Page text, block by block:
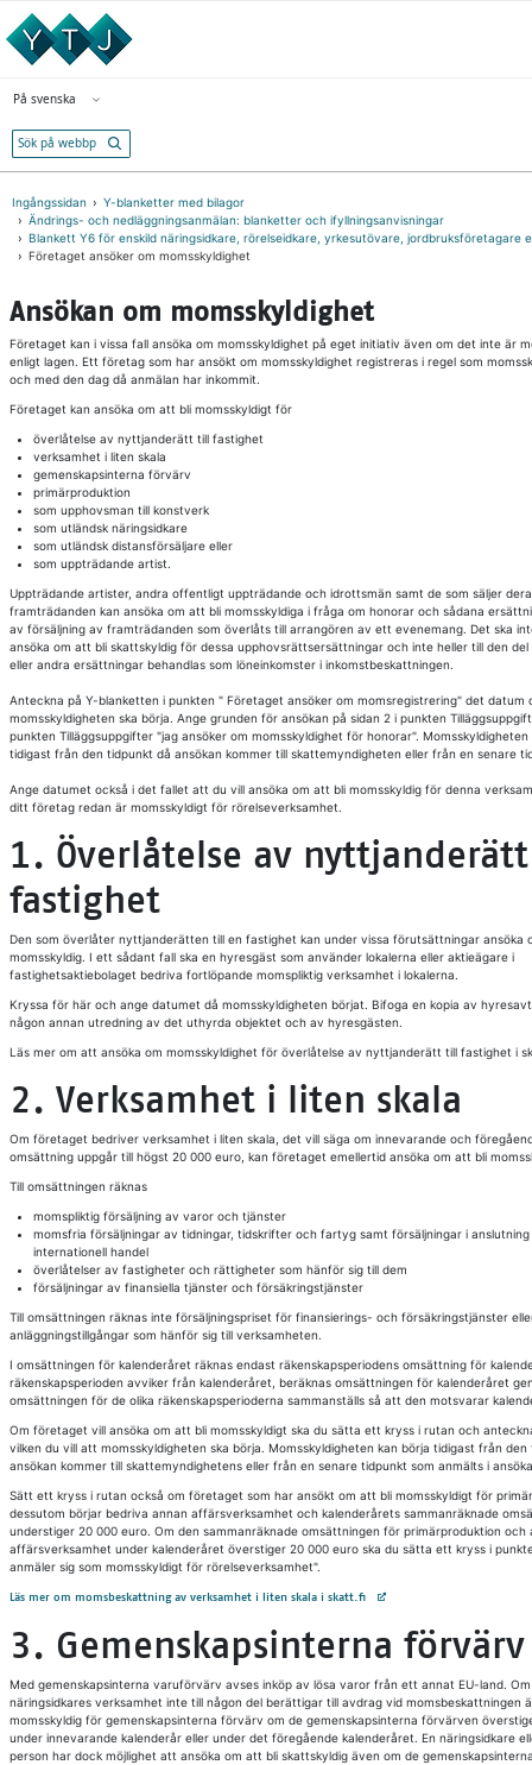
Välj språk
På svenska Öppna menyn
Ingångssidan
Y-blanketter med bilagor
Ändrings- och nedläggningsanmälan: blanketter och ifyllningsanvisningar
Blankett Y6 för enskild näringsidkare, rörelseidkare, yrkesutövare, jordbruksföretagare
Företaget ansöker om momsskyldighet
Ansökan om momsskyldighet
Företaget kan i vissa fall ansöka om momsskyldighet på eget initiativ även om det inte är
enligt lagen. Ett företag som har ansökt om momsskyldighet registreras i regel som
och med den dag då anmälan har inkommit.
Företaget kan ansöka om att bli momsskyldigt för
överlåtelse av nyttjanderätt till fastighet
verksamhet i liten skala
gemenskapsinterna förvärv
primärproduktion
som upphovsman till konstverk
som utländsk näringsidkare
som utländsk distansförsäljare eller
som uppträdande artist.
Uppträdande artister, andra offentligt uppträdande och idrottsmän samt de som säljer
framträdanden kan ansöka om att bli momsskyldiga i fråga om honorar och sådana
av försäljning av framträdanden som överlåts till arrangören av ett evenemang. Det ska
ansöka om att bli skattskyldig för dessa upphovsrättsersättningar och inte heller till den del
eller andra ersättningar behandlas som löneinkomster i inkomstbeskattningen.
Anteckna på Y-blanketten i punkten " Företaget ansöker om momsregistrering" det datum
momsskyldigheten ska börja. Ange grunden för ansökan på sidan 2 i punkten
punkten Tilläggsuppgifter "jag ansöker om momsskyldighet för honorar". Momsskyldigheten
tidigast från den tidpunkt då ansökan kommer till skattemyndigheten eller från en senare
Ange datumet också i det fallet att du vill ansöka om att bli momsskyldig för denna
ditt företag redan är momsskyldigt för rörelseverksamhet.
1. Överlåtelse av
fastighet
Den som överlåter nyttjanderätten till en fastighet kan under vissa förutsättningar ansöka
momsskyldig. I ett sådant fall ska en hyresgäst som använder lokalerna eller aktieägare i
fastighetsaktiebolaget bedriva fortlöpande momspliktig verksamhet i lokalerna.
Kryssa för här och ange datumet då momsskyldigheten börjat. Bifoga en kopia av
någon annan utredning av det uthyrda objektet och av hyresgästen.
Läs mer om att ansöka om momsskyldighet för överlåtelse av nyttjanderätt till fastighet i
2. Verksamhet i liten skala
Om företaget bedriver verksamhet i liten skala, det vill säga om innevarande och
omsättning uppgår till högst 20 000 euro, kan företaget emellertid ansöka om att bli
Till omsättningen räknas
momspliktig försäljning av varor och tjänster
momsfria försäljningar av tidningar, tidskrifter och fartyg samt försäljningar i anslutning
internationell handel
överlåtelser av fastigheter och rättigheter som hänför sig till dem
försäljningar av finansiella tjänster och försäkringstjänster
Till omsättningen räknas inte försäljningspriset för finansierings- och försäkringstjänster
anläggningstillgångar som hänför sig till verksamheten.
I omsättningen för kalenderåret räknas endast räkenskapsperiodens omsättning för
räkenskapsperioden avviker från kalenderåret, beräknas omsättningen för kalenderåret
omsättningen för de olika räkenskapsperioderna sammanställs så att den motsvarar
Om företaget vill ansöka om att bli momsskyldigt ska du sätta ett kryss i rutan och
vilken du vill att momsskyldigheten ska börja. Momsskyldigheten kan börja tidigast från den
ansökan kommer till skattemyndighetens eller från en senare tidpunkt som anmälts i
Sätt ett kryss i rutan också om företaget som har ansökt om att bli momsskyldigt för
dessutom börjar bedriva annan affärsverksamhet och kalenderårets sammanräknade
understiger 20 000 euro. Om den sammanräknade omsättningen för primärproduktion och
affärsverksamhet under kalenderåret överstiger 20 000 euro ska du sätta ett kryss i
anmäler sig som momsskyldigt för rörelseverksamhet".
Läs mer om momsbeskattning av verksamhet i liten skala i skatt.fiAvautuu uuteen välilehteen
3. Gemenskapsinterna förvärv
Med gemenskapsinterna varuförvärv avses inköp av lösa varor från ett annat EU-land.
näringsidkares verksamhet inte till någon del berättigar till avdrag vid momsbeskattningen
momsskyldig för gemenskapsinterna förvärv om de gemenskapsinterna förvärven
under innevarande kalenderår eller under det föregående kalenderåret. En näringsidkare
person har dock möjlighet att ansöka om att bli skattskyldig även om de